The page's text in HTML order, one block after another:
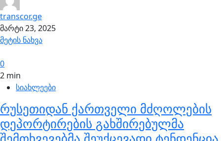
transcor.ge
მარტი 23, 2025
მეტის ნახვა
0
2 min
სიახლეები
რუსეთიდან ქართველი მძღოლების
დეპორტირების გახშირებულმა